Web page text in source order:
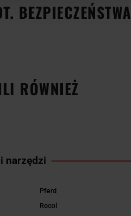
BEZPIECZEŃSTWA
RÓWNIEŻ
narzędzi
Pferd
Rocol